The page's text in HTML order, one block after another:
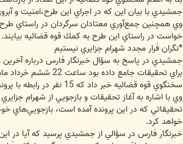
جمشيدي با بيان اين كه در اجراي اين طرح،امنيت و
خواست در راستاي اين طرح به كمك قوه قضائيه بيايند.
*نگران فرار مجدد شهرام جزايري نيستيم
جمشيدي در پاسخ به سؤال خبرنگار فارس درباره
براي تحقيقات جامع داده بود ساعت 22 ششم خرداد ماه از بند مربوط به وزارت اطلاعات به بند عادي در زندان اوين منتقل شد.
سخنگوي قوه قضائيه خبر داد كه 15 نفر در رابطه با پرونده‌ فرار شهرام جزايري مورد بازجويي قرار گرفته‌اند.
وي با اشاره به آغاز تحقيقات و بازجويي از شهرام
تحقيقاتي كه در اين پرونده آمده است، بازجويي‌هاي
خواهد كرد.
خبرنگار فارس در سؤالي از جمشيدي پرسيد كه آيا در اين